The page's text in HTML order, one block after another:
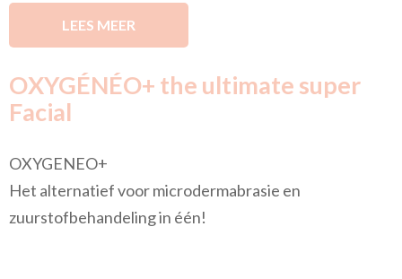
LEES MEER
OXYGÉNÉO+ the ultimate super
Facial
OXYGENEO+
Het alternatief voor microdermabrasie en
zuurstofbehandeling in één!